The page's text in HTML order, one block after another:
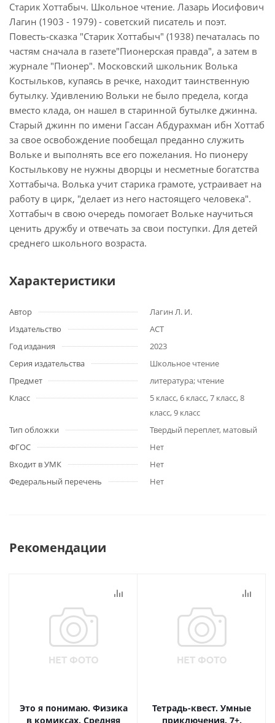
Старик Хоттабыч. Школьное чтение. Лазарь Иосифович
Лагин (1903 - 1979) - советский писатель и поэт.
Повесть-сказка "Старик Хоттабыч" (1938) печаталась по
частям сначала в газете"Пионерская правда", а затем в
журнале "Пионер". Московский школьник Волька
Костыльков, купаясь в речке, находит таинственную
бутылку. Удивлению Вольки не было предела, когда
вместо клада, он нашел в старинной бутылке джинна.
Старый джинн по имени Гассан Абдурахман ибн Хоттаб
за свое освобождение пообещал преданно служить
Вольке и выполнять все его пожелания. Но пионеру
Костылькову не нужны дворцы и несметные богатства
Хоттабыча. Волька учит старика грамоте, устраивает на
работу в цирк, "делает из него настоящего человека".
Хоттабыч в свою очередь помогает Вольке научиться
ценить дружбу и отвечать за свои поступки. Для детей
среднего школьного возраста.
Характеристики
Автор
Лагин Л. И.
Издательство
АСТ
Год издания
2023
Серия издательства
Школьное чтение
Предмет
литература; чтение
Класс
5 класс, 6 класс, 7 класс, 8
класс, 9 класс
Тип обложки
Твердый переплет, матовый
ФГОС
Нет
Входит в УМК
Нет
Федеральный перечень
Нет
Рекомендации
Это я понимаю. Физика
в комиксах. Средняя
Тетрадь-квест. Умные
приключения. 7+.